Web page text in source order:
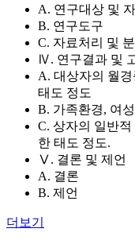
A. 연구대상 및
B. 연구도구
C. 자료처리 및
Ⅳ. 연구결과 및
A. 대상자의 월
태도 정도
B. 가족환경, 여
C. 상자의 일반
한 태도 정도.
Ⅴ. 결론 및 제언
A. 결론
B. 제언
더보기